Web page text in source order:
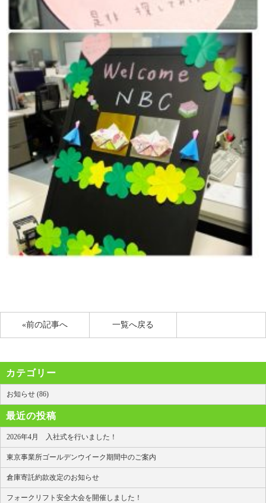
«前の記事へ 一覧へ戻る
カテゴリー
お知らせ (86)
最近の投稿
2026年4月 入社式を行いました！
東京事業所ゴールデンウイーク期間中のご案内
倉庫寄託約款改定のお知らせ
フォークリフト安全大会を開催しました！